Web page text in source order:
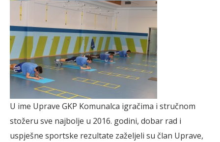
U ime Uprave GKP Komunalca igračima i stručnom
stožeru sve najbolje u 2016. godini, dobar rad i
uspješne sportske rezultate zaželjeli su član Uprave,